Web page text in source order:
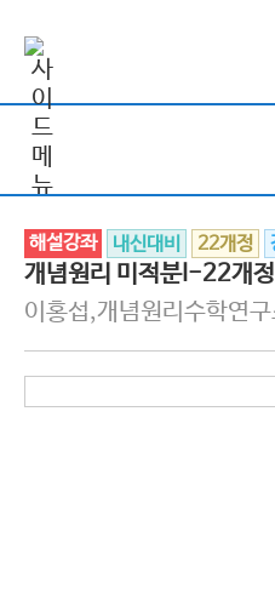
해설강좌 내신대비 22개정
개념원리 미적분I-22개
이홍섭,개념원리수학